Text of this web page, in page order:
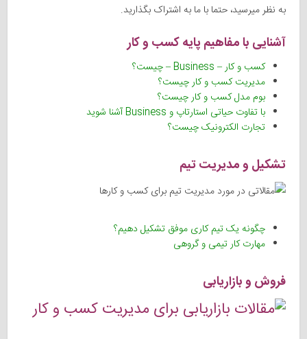
به نظر میرسید، حتما با ما به اشتراک بگذارید.
آشنایی با مفاهیم پایه کسب و کار
کسب و کار – Business – چیست؟
مدیریت کسب و کار چیست؟
بوم مدل کسب و کار چیست؟
با تفاوت حیاتی استارتاپ و Business آشنا شوید
تجارت الکترونیک چیست؟
تشکیل و مدیریت تیم
چگونه یک تیم کاری موفق تشکیل دهیم؟
مهارت کار تیمی و گروهی
فروش و بازاریابی